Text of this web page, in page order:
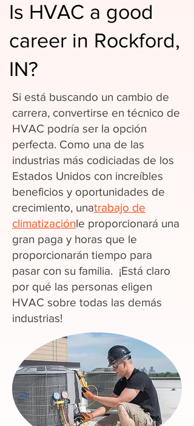
Is HVAC a good
career in Rockford,
IN?
Si está buscando un cambio de
carrera, convertirse en técnico de
HVAC podría ser la opción
perfecta. Como una de las
industrias más codiciadas de los
Estados Unidos con increíbles
beneficios y oportunidades de
crecimiento, unatrabajo de
climatizaciónle proporcionará una
gran paga y horas que le
proporcionarán tiempo para
pasar con su familia. ¡Está claro
por qué las personas eligen
HVAC sobre todas las demás
industrias!